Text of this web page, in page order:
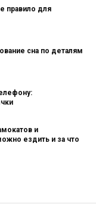
правило для
сна по деталям
и
ездить и за что